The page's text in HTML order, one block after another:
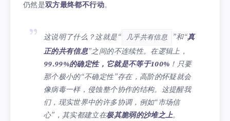
仍然是双方最终都不行动。
这说明了什么？这就是“ 几乎共有信息 ”和“真
正的共有信息”之间的不连续性。在逻辑上，
99.99%的确定性，它就是不等于100% ！只要
那个极小的“不确定性”存在，高阶的怀疑就会
像病毒一样，侵蚀整个协作的结构。这提醒我
们，现实世界中的许多协调，例如“市场信
心”，其实都建立在极其脆弱的沙堆之上。